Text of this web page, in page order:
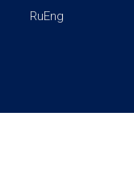
RuEng